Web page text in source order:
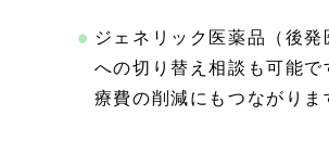
ジェネリック医薬品（後発
への切り替え相談も可能で
療費の削減にもつながりま